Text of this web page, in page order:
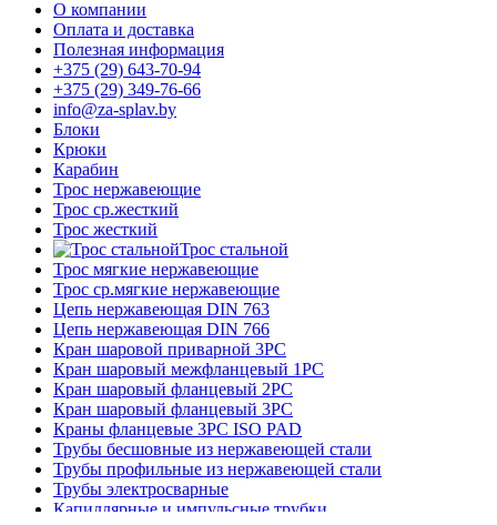
О компании
Оплата и доставка
Полезная информация
+375 (29) 643-70-94
+375 (29) 349-76-66
info@za-splav.by
Блоки
Крюки
Карабин
Трос нержавеющие
Трос ср.жесткий
Трос жесткий
Трос стальной
Трос мягкие нержавеющие
Трос ср.мягкие нержавеющие
Цепь нержавеющая DIN 763
Цепь нержавеющая DIN 766
Кран шаровой приварной 3PC
Кран шаровый межфланцевый 1PC
Кран шаровый фланцевый 2PC
Кран шаровый фланцевый 3PC
Краны фланцевые 3PC ISO PAD
Трубы бесшовные из нержавеющей стали
Трубы профильные из нержавеющей стали
Трубы электросварные
Капиллярные и импульсные трубки